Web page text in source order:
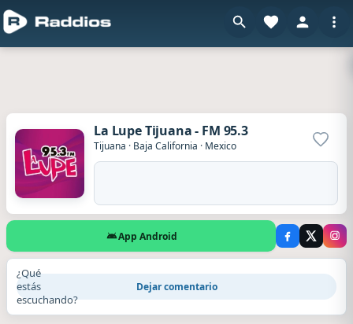
La Lupe Tijuana - FM 95.3
Tijuana · Baja California · Mexico
App Android
¿Qué
estás
escuchando?
Dejar comentario